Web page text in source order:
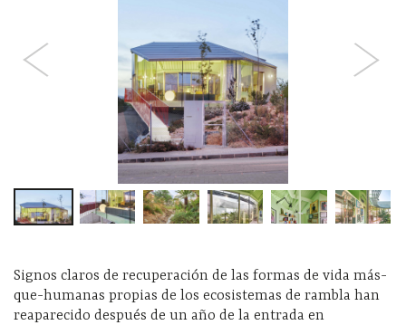
Signos claros de recuperación de las formas de vida más-
que-humanas propias de los ecosistemas de rambla han
reaparecido después de un año de la entrada en